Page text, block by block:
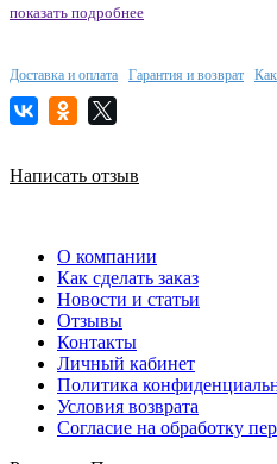
показать подробнее
Доставка и оплата Гарантия и возврат Как
Написать отзыв
О компании
Как сделать заказ
Новости и статьи
Отзывы
Контакты
Личный кабинет
Политика
Условия возврата
Согласие на обработку